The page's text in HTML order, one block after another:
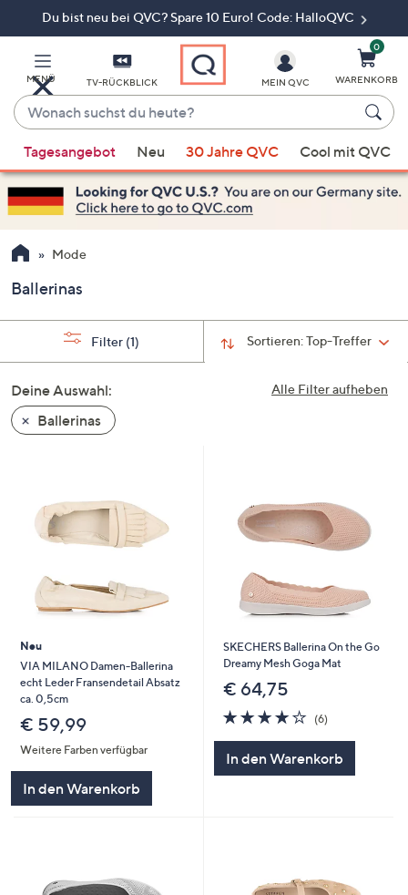
Du bist neu bei QVC? Spare 10 Euro! Code: HalloQVC
MENÜ TV-RÜCKBLICK
Wonach
suchst
du
heute?
Vorschläge
verfügbar
sind,
verwenden
Sie
Pfeiltasten
nach
und
nach
unten
oder
Touch-
Geräten
links
bzw.
um
diese
anzuzeigen.
MEIN QVC
0
WARENKORB
Tagesangebot Neu 30 Jahre QVC Cool mit QVC
Mode
Ballerinas
Sortieren:Top-Treffer
Filter (1)
Alle Filter aufheben
Deine Auswahl:
Ballerinas
Neu
VIA MILANO Damen-Ballerina
echt Leder Fransendetail Absatz
ca. 0,5cm
€ 59,99
Weitere Farben verfügbar
In den Warenkorb
SKECHERS Ballerina On the Go
Dreamy Mesh Goga Mat
€ 64,75
4.2
von
(6)6
In den Warenkorb